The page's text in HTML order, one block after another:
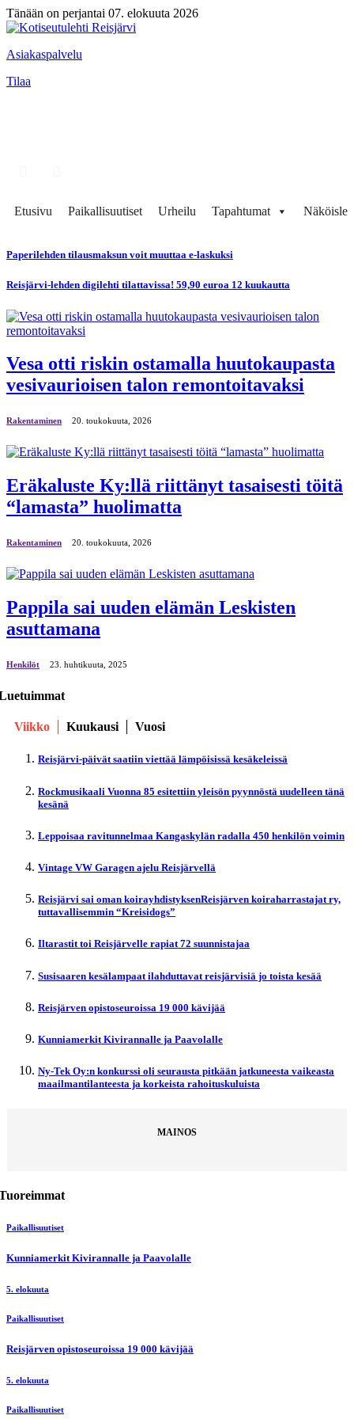
Tänään on perjantai 07. elokuuta 2026
Asiakaspalvelu
Tilaa
Etusivu Paikallisuutiset Urheilu Tapahtumat
Paperilehden tilausmaksun voit muuttaa e-laskuksi
Reisjärvi-lehden digilehti tilattavissa! 59,90 euroa 12 kuukautta
Vesa otti riskin ostamalla huutokaupasta
vesivaurioisen talon remontoitavaksi
Rakentaminen 20. toukokuuta, 2026
Eräkaluste Ky:llä riittänyt tasaisesti töitä
“lamasta” huolimatta
Rakentaminen 20. toukokuuta, 2026
Pappila sai uuden elämän Leskisten
asuttamana
Henkilöt 23. huhtikuuta, 2025
Viikko Kuukausi Vuosi
Reisjärvi-päivät saatiin viettää lämpöisissä kesäkeleissä
Rockmusikaali Vuonna 85 esitettiin yleisön pyynnöstä uudelleen tänä
kesänä
Leppoisaa ravitunnelmaa Kangaskylän radalla 450 henkilön voimin
Vintage VW Garagen ajelu Reisjärvellä
Reisjärvi sai oman koirayhdistyksenReisjärven koiraharrastajat ry,
tuttavallisemmin “Kreisidogs”
Iltarastit toi Reisjärvelle rapiat 72 suunnistajaa
Susisaaren kesälampaat ilahduttavat reisjärvisiä jo toista kesää
Reisjärven opistoseuroissa 19 000 kävijää
Kunniamerkit Kivirannalle ja Paavolalle
Ny-Tek Oy:n konkurssi oli seurausta pitkään jatkuneesta vaikeasta
maailmantilanteesta ja korkeista rahoituskuluista
MAINOS
Paikallisuutiset
Kunniamerkit Kivirannalle ja Paavolalle
5. elokuuta
Paikallisuutiset
Reisjärven opistoseuroissa 19 000 kävijää
5. elokuuta
Paikallisuutiset